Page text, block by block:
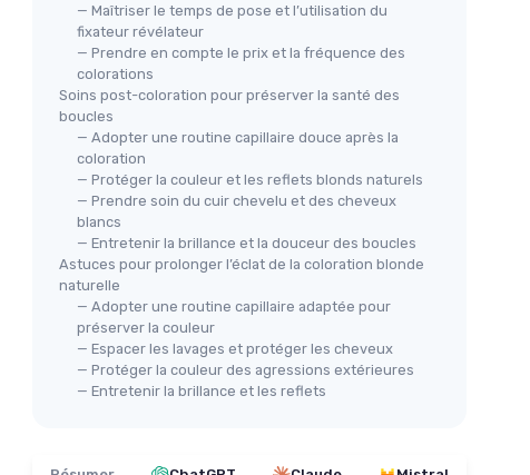
— Maîtriser le temps de pose et l’utilisation du
fixateur révélateur
— Prendre en compte le prix et la fréquence des
colorations
Soins post-coloration pour préserver la santé des
boucles
— Adopter une routine capillaire douce après la
coloration
— Protéger la couleur et les reflets blonds naturels
— Prendre soin du cuir chevelu et des cheveux
blancs
— Entretenir la brillance et la douceur des boucles
Astuces pour prolonger l’éclat de la coloration blonde
naturelle
— Adopter une routine capillaire adaptée pour
préserver la couleur
— Espacer les lavages et protéger les cheveux
— Protéger la couleur des agressions extérieures
— Entretenir la brillance et les reflets